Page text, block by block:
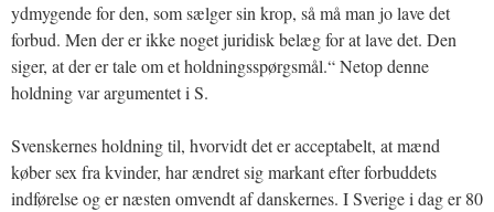
ydmygende for den, som sælger sin krop, så må man jo lave det
forbud. Men der er ikke noget juridisk belæg for at lave det. Den
siger, at der er tale om et holdningsspørgsmål.“ Netop denne
holdning var argumentet i S.
Svenskernes holdning til, hvorvidt det er acceptabelt, at mænd
køber sex fra kvinder, har ændret sig markant efter forbuddets
indførelse og er næsten omvendt af danskernes. I Sverige i dag er 80